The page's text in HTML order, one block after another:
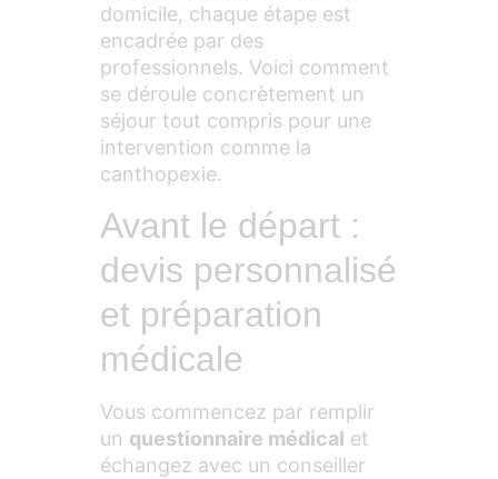
domicile, chaque étape est
encadrée par des
professionnels. Voici comment
se déroule concrètement un
séjour tout compris pour une
intervention comme la
canthopexie.
Avant le départ :
devis personnalisé
et préparation
médicale
Vous commencez par remplir
un questionnaire médical et
échangez avec un conseiller